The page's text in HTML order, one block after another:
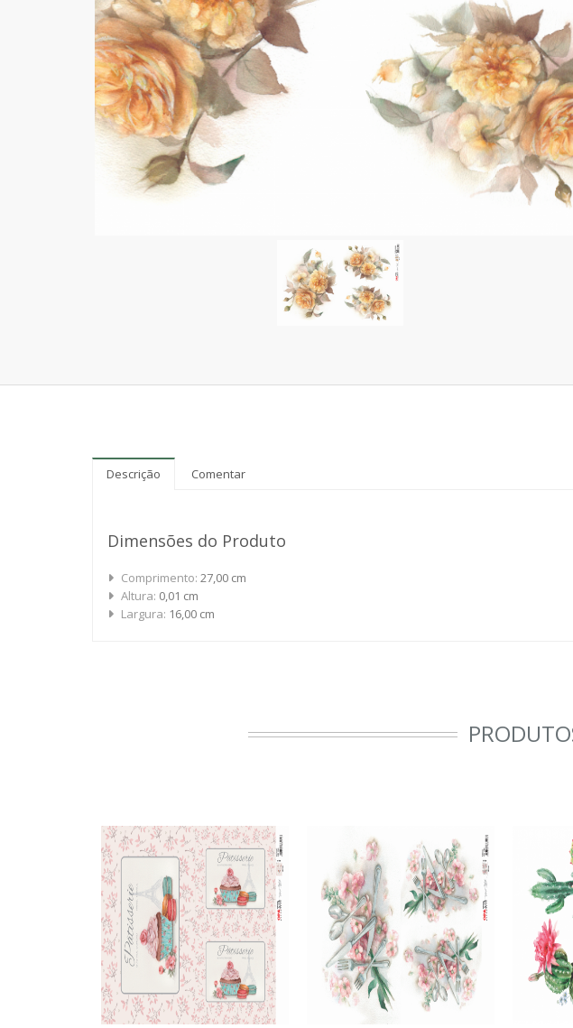
Descrição Comentar
Dimensões do Produto
Comprimento: 27,00 cm
Altura: 0,01 cm
Largura: 16,00 cm